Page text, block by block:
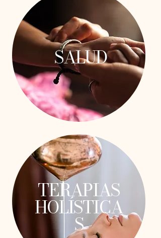
SALUD
TERAPIAS
HOLÍSTICA
S